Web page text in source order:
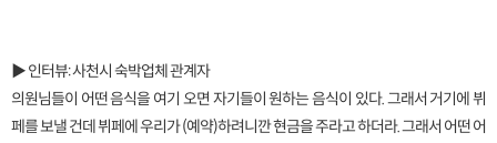
▶ 인터뷰: 사천시 숙박업체 관계자
의원님들이 어떤 음식을 여기 오면 자기들이 원하는 음식이 있다. 그래서 거기에 뷔
페를 보낼 건데 뷔페에 우리가 (예약)하려니깐 현금을 주라고 하더라. 그래서 어떤 어